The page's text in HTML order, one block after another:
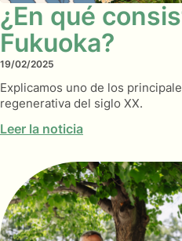
¿En qué
Fukuoka?
19/02/2025
Explicamos uno de los
regenerativa del siglo XX.
Leer la noticia